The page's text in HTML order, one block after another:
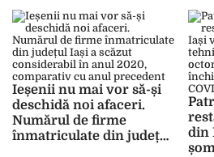
crescut cu până la 50 la
sută. Bucătar: „La un
moment dat s-a blocat și
aplicația foodpanda”
ce
Ieșenii nu mai vor să-și
deschidă noi afaceri.
Numărul de firme
înmatriculate din județul
din